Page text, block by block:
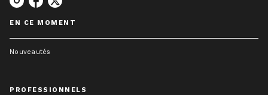
EN CE MOMENT
Nouveautés
PROFESSIONNELS